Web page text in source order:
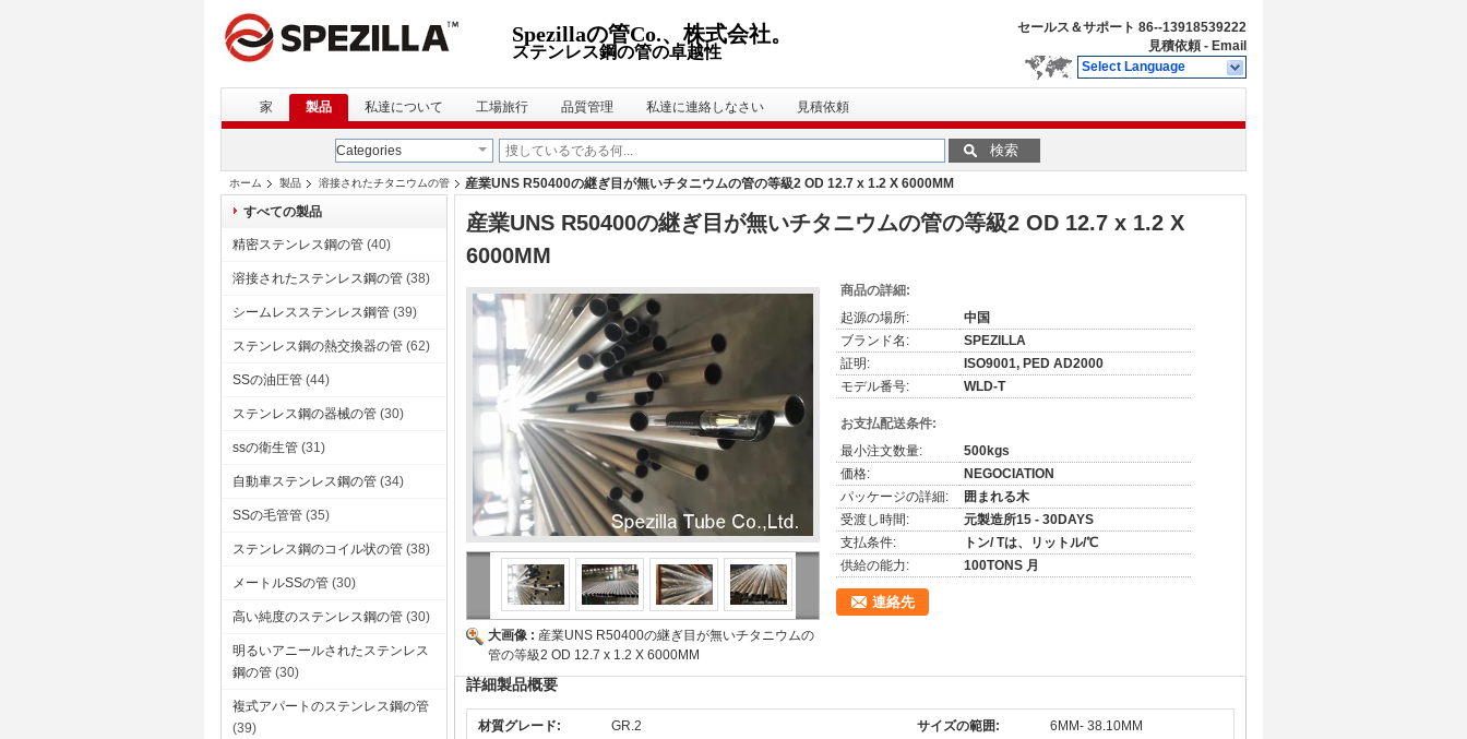
Spezillaの管Co.、株式会社。
ステンレス鋼の管の卓越性
セールス＆サポート 86--13918539222
見積依頼 - Email
Select Language
家 製品 私達について 工場旅行 品質管理 私達に連絡しなさい 見積依頼
Categories 検索
ホーム 製品 溶接されたチタニウムの管
産業UNS R50400の継ぎ目が無いチタニウムの管の等級2 OD 12.7 x 1.2 X 6000MM
すべての製品
精密ステンレス鋼の管 (40)
溶接されたステンレス鋼の管 (38)
シームレスステンレス鋼管 (39)
ステンレス鋼の熱交換器の管 (62)
SSの油圧管 (44)
ステンレス鋼の器械の管 (30)
ssの衛生管 (31)
自動車ステンレス鋼の管 (34)
SSの毛管管 (35)
ステンレス鋼のコイル状の管 (38)
メートルSSの管 (30)
高い純度のステンレス鋼の管 (30)
明るいアニールされたステンレス
鋼の管 (30)
複式アパートのステンレス鋼の管
(39)
産業UNS R50400の継ぎ目が無いチタニウムの管の等級2 OD 12.7 x 1.2 X
6000MM
大画像 : 産業UNS R50400の継ぎ目が無いチタニウムの
管の等級2 OD 12.7 x 1.2 X 6000MM
商品の詳細:
起源の場所:
中国
ブランド名:
SPEZILLA
証明:
ISO9001, PED AD2000
モデル番号:
WLD-T
お支払配送条件:
最小注文数量:
500kgs
価格:
NEGOCIATION
パッケージの詳細:
囲まれる木
受渡し時間:
元製造所15 - 30DAYS
支払条件:
トン/ Tは、リットル/℃
供給の能力:
100TONS 月
連絡先
詳細製品概要
材質グレード: GR.2 サイズの範囲: 6MM- 38.10MM